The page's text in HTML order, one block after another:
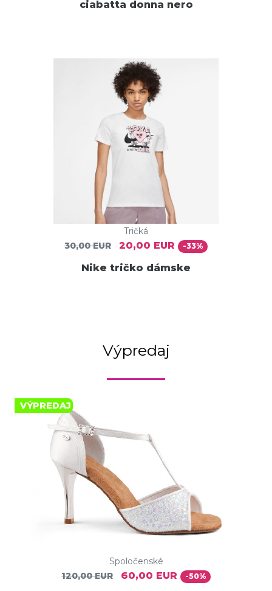
ciabatta donna nero
Tričká
30,00 EUR
20,00 EUR -33%
Nike tričko dámske
Výpredaj
VÝPREDAJ
Spoločenské
120,00 EUR
60,00 EUR -50%